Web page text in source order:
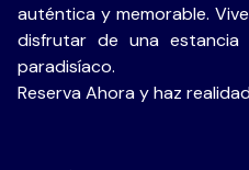
auténtica y memorable.
disfrutar de una estancia
paradisíaco.
Reserva Ahora y haz